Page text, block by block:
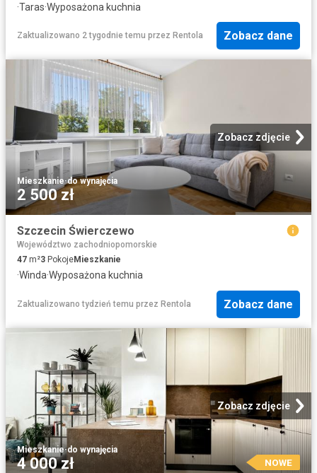
·Taras·Wyposażona kuchnia
Zaktualizowano 2 tygodnie temu przez Rentola Zobacz dane
Zobacz zdjęcie
Mieszkanie·do wynajęcia
2 500 zł
Szczecin Świerczewo
Województwo zachodniopomorskie
47 m²3 PokojeMieszkanie
·Winda·Wyposażona kuchnia
Zaktualizowano tydzień temu przez Rentola Zobacz dane
Zobacz zdjęcie
Mieszkanie·do wynajęcia
4 000 zł NOWE